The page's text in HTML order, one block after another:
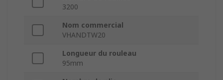
3200
Nom commercial
VHANDTW20
Longueur du rouleau
95mm